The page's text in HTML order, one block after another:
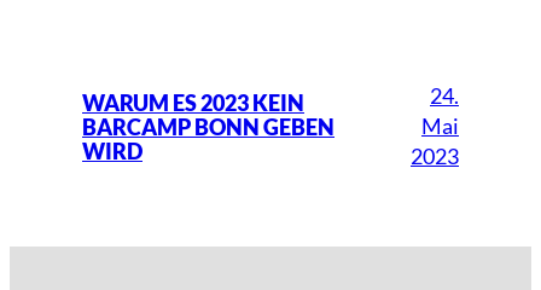
WARUM ES 2023 KEIN
BARCAMP BONN GEBEN
WIRD
24.
Mai
2023